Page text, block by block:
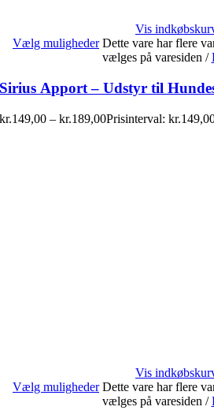
Vis
Vælg muligheder Dette vare har flere
vælges på varesiden /
Sirius Apport – Udstyr til
kr.149,00 – kr.189,00Prisinterval:
Vis
Vælg muligheder Dette vare har flere
vælges på varesiden /